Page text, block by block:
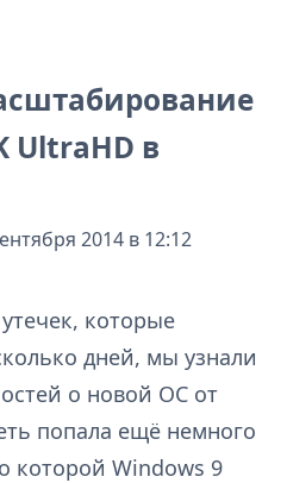
UltraHD в
2014 в 12:12
которые
дней, мы узнали
о новой ОС от
попала ещё немного
которой Windows 9